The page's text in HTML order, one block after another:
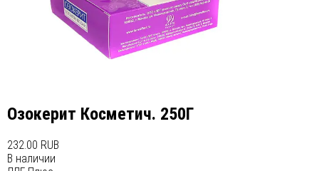
Озокерит Косметич. 250Г
232.00 RUB
В наличии